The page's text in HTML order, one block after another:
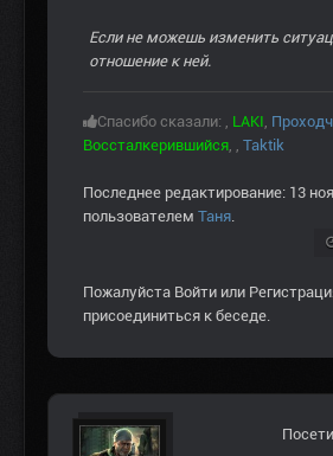
Если не можешь изменить
отношение к ней.
Спасибо сказали: LAKI
Воссталкерившийся
Taktik
Последнее редактирование: 13
пользователем Таня
Пожалуйста Войти или
присоединиться к беседе.